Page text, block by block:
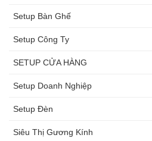
Setup Bàn Ghế
Setup Công Ty
SETUP CỬA HÀNG
Setup Doanh Nghiệp
Setup Đèn
Siêu Thị Gương Kính